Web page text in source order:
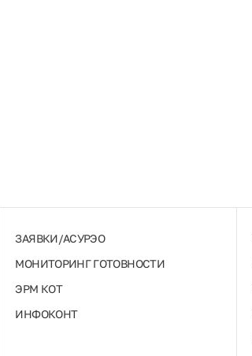
ЗАЯВКИ/АСУРЭО
МОНИТОРИНГ ГОТОВНОСТИ
ЭРМ КОТ
ИНФОКОНТ